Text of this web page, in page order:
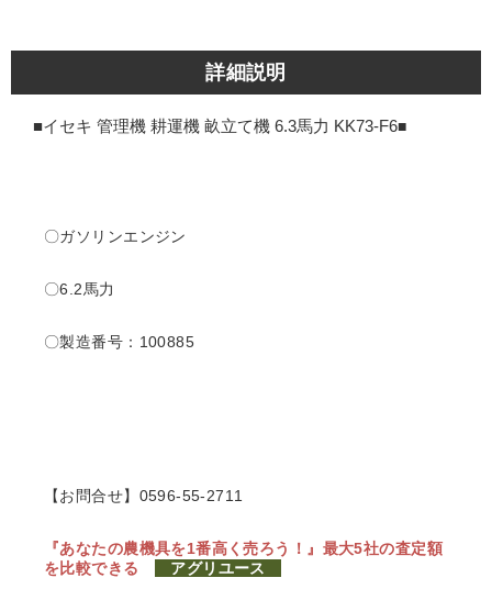
詳細説明
■イセキ 管理機 耕運機 畝立て機 6.3馬力 KK73-F6■
〇ガソリンエンジン
〇6.2馬力
〇製造番号：100885
【お問合せ】0596-55-2711
『あなたの農機具を1番高く売ろう！』 最大5社の査定額
を比較できる
アグリユース